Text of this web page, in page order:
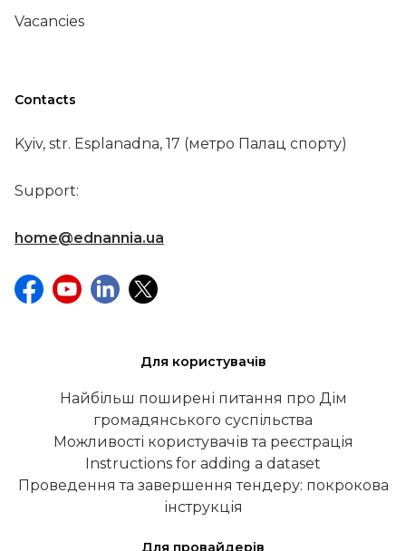
Vacancies
Contacts
Kyiv, str. Esplanadna, 17 (метро Палац спорту)
Support:
home@ednannia.ua
Для користувачів
Найбільш поширені питання про Дім
громадянського суспільства
Можливості користувачів та реєстрація
Instructions for adding a dataset
Проведення та завершення тендеру: покрокова
інструкція
Для провайдерів